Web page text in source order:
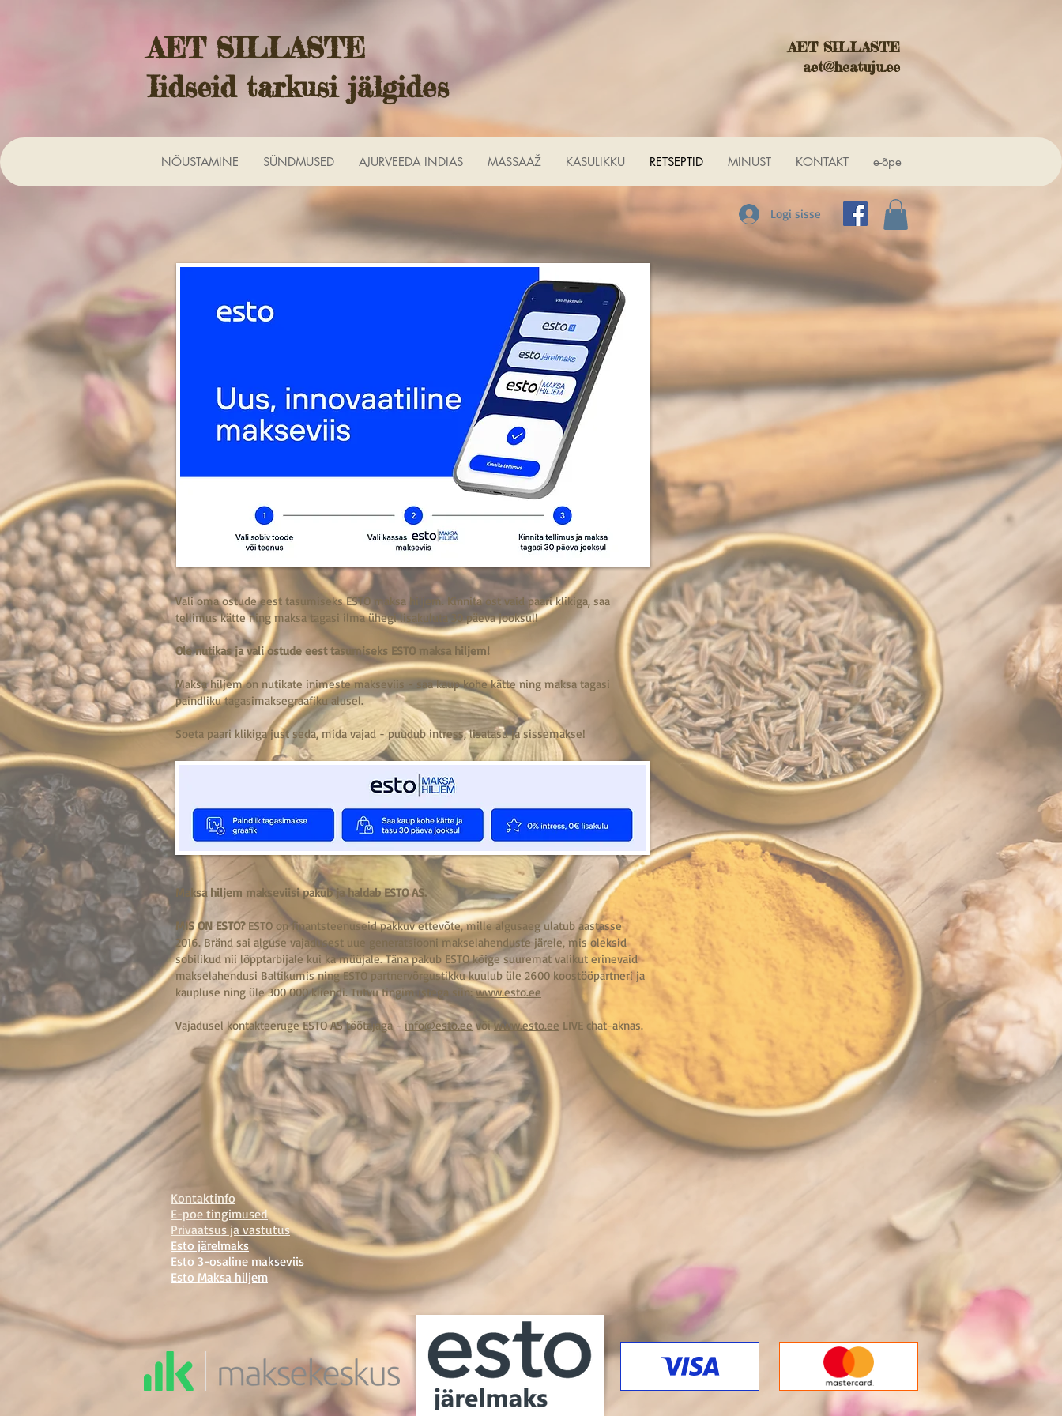
AET SILLASTE
Iidseid tarkusi jälgides
AET SILLASTE
aet@heatuju.ee
NÕUSTAMINE SÜNDMUSED AJURVEEDA INDIAS MASSAAŽ KASULIKKU RETSEPTID MINUST KONTAKT e-õpe
Logi sisse
Vali oma ostude eest tasumiseks ESTO maksa hiljem. Kinnita ost vaid paari klikiga, saa
tellimus kätte ning maksa tagasi ilma ühegi lisakuluta 30 päeva jooksul!
Ole nutikas ja vali ostude eest tasumiseks ESTO maksa hiljem!
Maksa hiljem on nutikate inimeste makseviis - saa kaup kohe kätte ning maksa tagasi
paindliku tagasimaksegraafiku alusel.
Soeta paari klikiga just seda, mida vajad - puudub intress, lisatasu ja sissemakse!
Maksa hiljem makseviisi pakub ja haldab ESTO AS.
MIS ON ESTO?ESTO on finantsteenuseid pakkuv ettevõte, mille algusaeg ulatub aastasse
2016. Bränd sai alguse vajadusest uue generatsiooni makselahenduste järele, mis oleksid
sobilikud nii lõpptarbijale kui ka müüjale. Täna pakub ESTO kõige suuremat valikut erinevaid
makselahendusi Baltikumis ning ESTO partnervõrgustikku kuulub üle 2600 koostööpartneri ja
kaupluse ning üle 300 000 kliendi. Tutvu tingimustega siin:www.esto.ee
Vajadusel kontakteeruge ESTO AS töötajaga - info@esto.eevõiwww.esto.ee LIVE chat-aknas.
Kontaktinfo
E-poe tingimused
Privaatsus ja vastutus
Esto järelmaks
Esto 3-osaline makseviis
Esto Maksa hiljem